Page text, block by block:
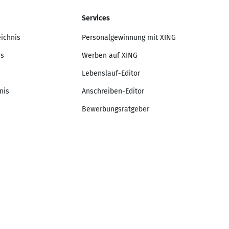
Services
Personalgewinnung mit XING
Werben auf XING
Lebenslauf-Editor
Anschreiben-Editor
Bewerbungsratgeber